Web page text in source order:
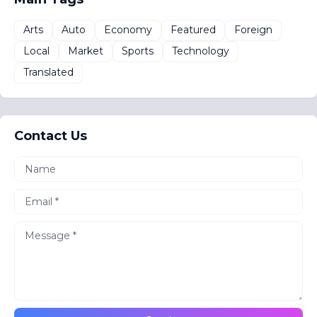
Arts Auto Economy Featured
Foreign
Local
Market Sports
Technology
Translated
Contact Us